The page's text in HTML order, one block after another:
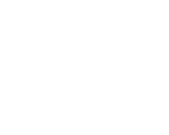
für eigene